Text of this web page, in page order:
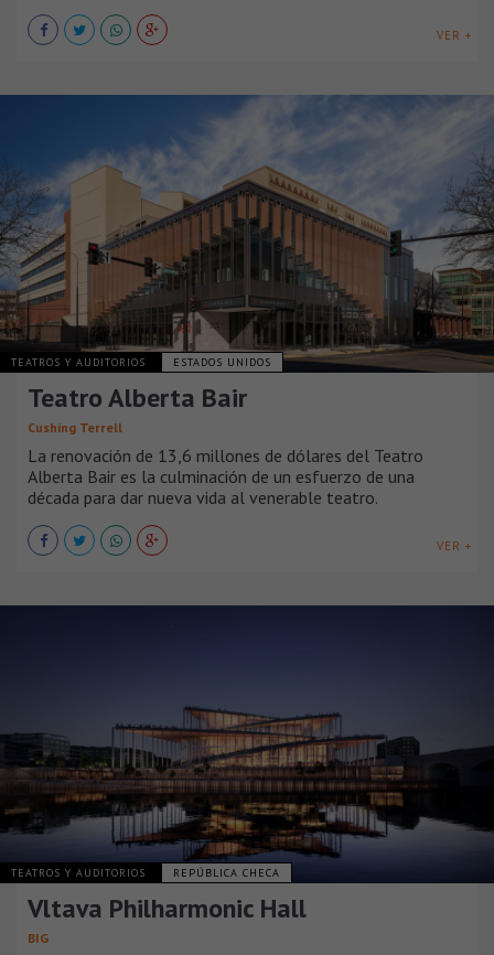
VER +
TEATROS Y AUDITORIOS ESTADOS UNIDOS
Teatro Alberta Bair
Cushing Terrell
La renovación de 13,6 millones de dólares del Teatro
Alberta Bair es la culminación de un esfuerzo de una
década para dar nueva vida al venerable teatro.
VER +
TEATROS Y AUDITORIOS REPÚBLICA CHECA
Vltava Philharmonic Hall
BIG